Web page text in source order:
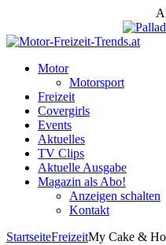
Motor
Motorsport
Freizeit
Covergirls
Events
Aktuelles
TV Clips
Aktuelle Ausgabe
Magazin als Abo!
Anzeigen schalten
Kontakt
StartseiteFreizeitMy Cake &